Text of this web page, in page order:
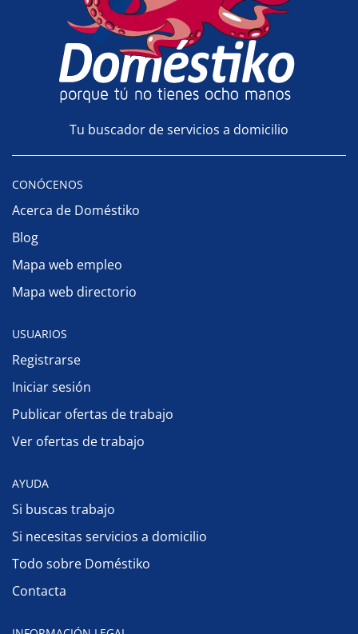
Tu buscador de servicios a domicilio
CONÓCENOS
Acerca de Doméstiko
Blog
Mapa web empleo
Mapa web directorio
USUARIOS
Registrarse
Iniciar sesión
Publicar ofertas de trabajo
Ver ofertas de trabajo
AYUDA
Si buscas trabajo
Si necesitas servicios a domicilio
Todo sobre Doméstiko
Contacta